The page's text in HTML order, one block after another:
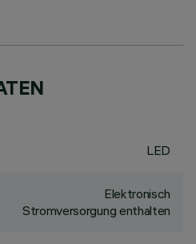
LED
Elektronisch
Stromversorgung enthalten